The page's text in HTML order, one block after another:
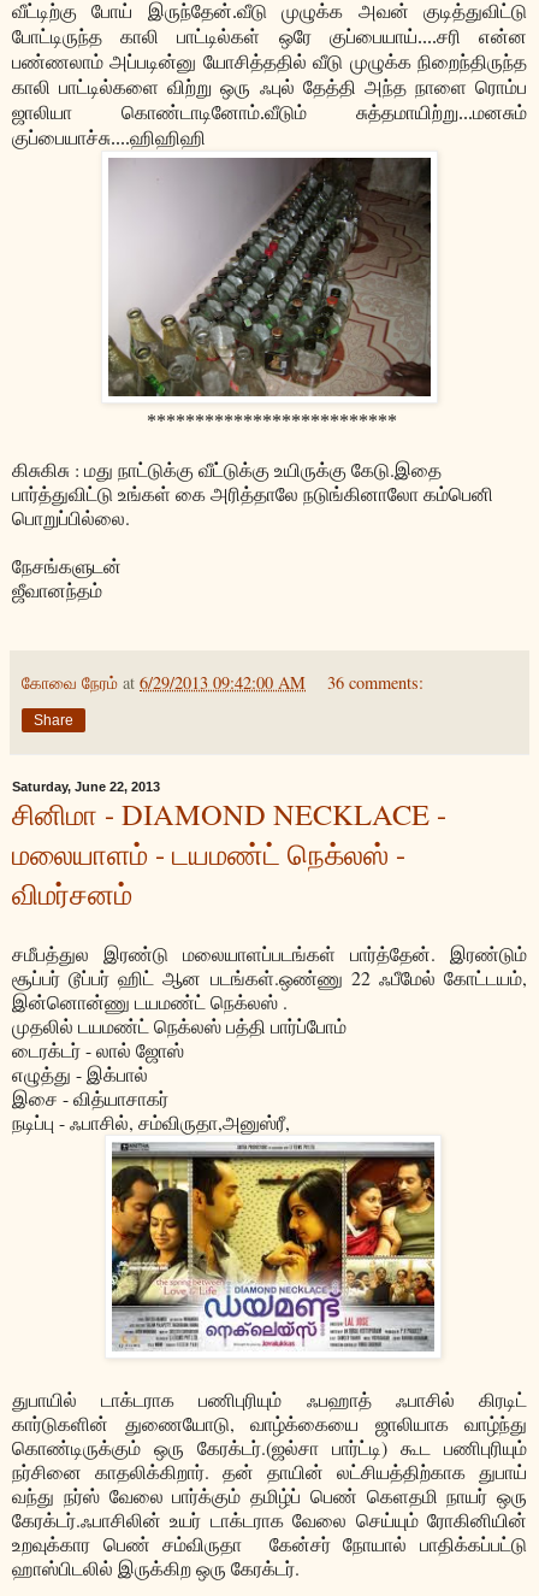
வீட்டிற்கு போய் இருந்தேன்.வீடு முழுக்க அவன் குடித்துவிட்டு
போட்டிருந்த காலி பாட்டில்கள் ஒரே குப்பையாய்....சரி என்ன
பண்ணலாம் அப்படின்னு யோசித்ததில் வீடு முழுக்க நிறைந்திருந்த
காலி பாட்டில்களை விற்று ஒரு ஃபுல் தேத்தி அந்த நாளை ரொம்ப
ஜாலியா கொண்டாடினோம்.வீடும் சுத்தமாயிற்று...மனசும்
குப்பையாச்சு....ஹிஹிஹி
**************************
கிசுகிசு : மது நாட்டுக்கு வீட்டுக்கு உயிருக்கு கேடு.இதை
பார்த்துவிட்டு உங்கள் கை அரித்தாலே நடுங்கினாலோ கம்பெனி
பொறுப்பில்லை.
நேசங்களுடன்
ஜீவானந்தம்
கோவை நேரம் at 6/29/2013 09:42:00 AM 36 comments:
Share
Saturday, June 22, 2013
சினிமா - DIAMOND NECKLACE -
மலையாளம் - டயமண்ட் நெக்லஸ் -
விமர்சனம்
சமீபத்துல இரண்டு மலையாளப்படங்கள் பார்த்தேன். இரண்டும்
சூப்பர் டூப்பர் ஹிட் ஆன படங்கள்.ஒண்ணு 22 ஃபீமேல் கோட்டயம்,
இன்னொன்ணு டயமண்ட் நெக்லஸ் .
முதலில் டயமண்ட் நெக்லஸ் பத்தி பார்ப்போம்
டைரக்டர் - லால் ஜோஸ்
எழுத்து - இக்பால்
இசை - வித்யாசாகர்
நடிப்பு - ஃபாசில், சம்விருதா,அனுஸ்ரீ,
துபாயில் டாக்டராக பணிபுரியும் ஃபஹாத் ஃபாசில் கிரடிட்
கார்டுகளின் துணையோடு, வாழ்க்கையை ஜாலியாக வாழ்ந்து
கொண்டிருக்கும் ஒரு கேரக்டர்.(ஜல்சா பார்ட்டி) கூட பணிபுரியும்
நர்சினை காதலிக்கிறார். தன் தாயின் லட்சியத்திற்காக துபாய்
வந்து நர்ஸ் வேலை பார்க்கும் தமிழ்ப் பெண் கெளதமி நாயர் ஒரு
கேரக்டர்.ஃபாசிலின் உயர் டாக்டராக வேலை செய்யும் ரோகினியின்
உறவுக்கார பெண் சம்விருதா கேன்சர் நோயால் பாதிக்கப்பட்டு
ஹாஸ்பிடலில் இருக்கிற ஒரு கேரக்டர்.